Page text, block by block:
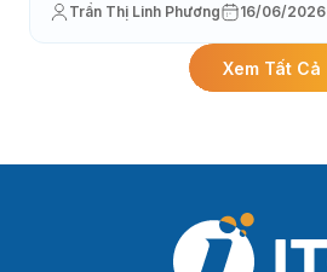
Trần Thị Linh Phương 16/06/2026
Xem Tất Cả